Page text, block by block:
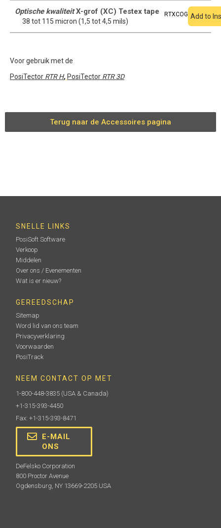
Optische kwaliteitX-grof (XC) Testex tape
38 tot 115 micron (1,5 tot 4,5 mils)
RTXCOG Add to
Voor gebruik met de
PosiTector RTR H, PosiTector RTR 3D
Terug naar de Accessoires pagina
SNELLE LINKS
PosiSoft Software
Verkoop
Middelen
Over ons / Evenementen
Wat is er nieuw?
GEREEDSCHAP
Sitemap
Word lid van ons team
Privacyverklaring
Voorwaarden
PosiTrack
NEEM CONTACT OP MET
1-800-448-3835 (USA & Canada)
+1-315-393-4450
Fax: +1-315-393-8471
E-MAIL
ONS
DeFelsko Corporation
800 Proctor Avenue
Ogdensburg, NY 13669-2205 USA